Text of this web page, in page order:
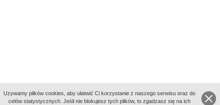
Uzywamy plików cookies, aby ułatwić Ci korzystanie z naszego serwisu oraz do
celów statystycznych. Jeśli nie blokujesz tych plików, to zgadzasz się na ich